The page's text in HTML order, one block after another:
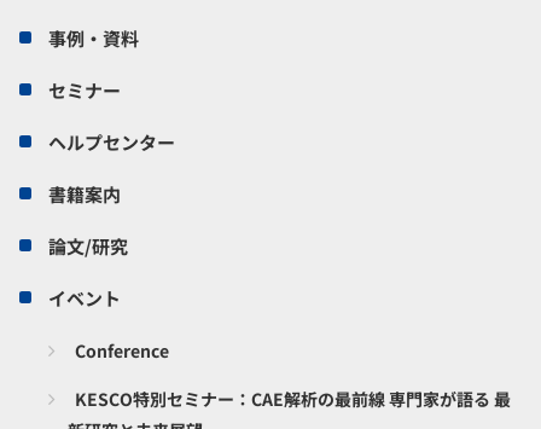
事例・資料
セミナー
ヘルプセンター
書籍案内
論文/研究
イベント
Conference
KESCO特別セミナー：CAE解析の最前線 専門家が語る 最